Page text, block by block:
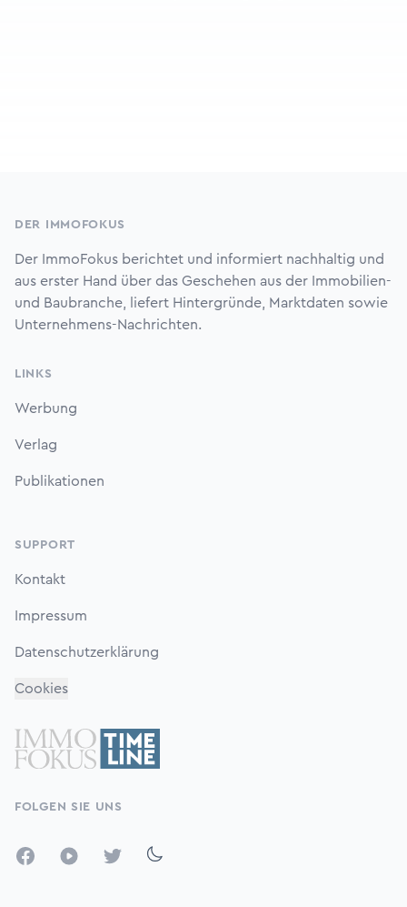
DER IMMOFOKUS
Der ImmoFokus berichtet und informiert nachhaltig und
aus erster Hand über das Geschehen aus der Immobilien-
und Baubranche, liefert Hintergründe, Marktdaten sowie
Unternehmens-Nachrichten.
LINKS
Werbung
Verlag
Publikationen
SUPPORT
Kontakt
Impressum
Datenschutzerklärung
Cookies
FOLGEN SIE UNS
FacebookYouTubeTwitter